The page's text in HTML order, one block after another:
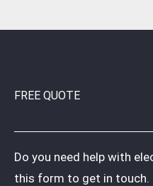
FREE QUOTE
Do you need help with
this form to get in touch.